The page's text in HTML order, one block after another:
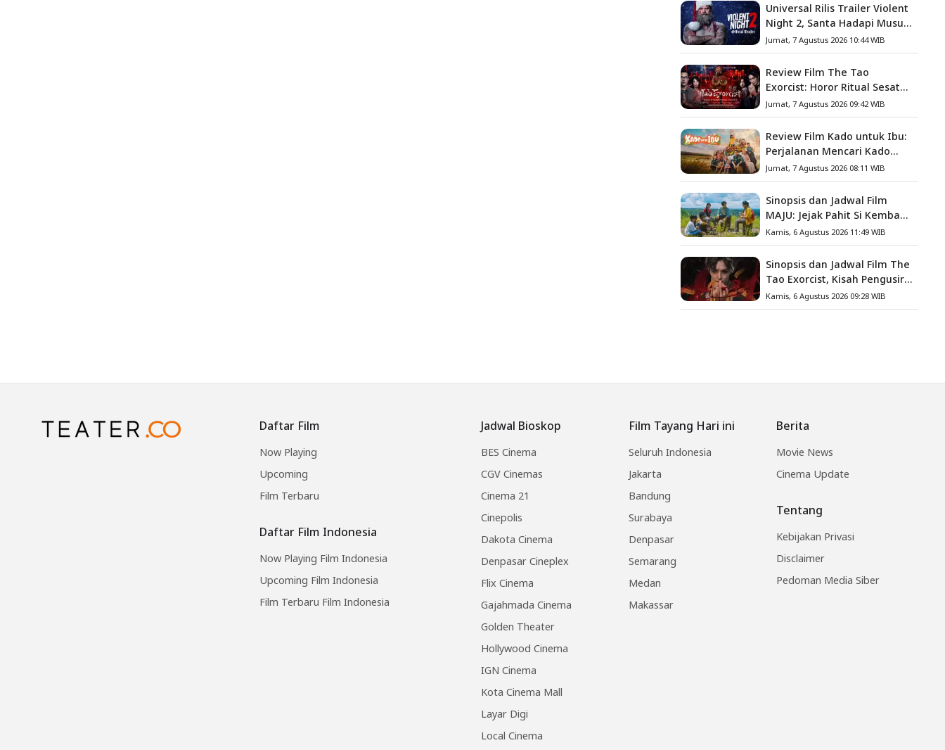
Universal Rilis Trailer Violent
Night 2, Santa Hadapi Musuh
Baru
Jumat, 7 Agustus 2026 10:44 WIB
Review Film The Tao
Exorcist: Horor Ritual Sesat
Taiwan yang Penuh Misteri
dan Teror Psikologis
Jumat, 7 Agustus 2026 09:42 WIB
Review Film Kado untuk Ibu:
Perjalanan Mencari Kado
yang Mengajarkan Arti
Keluarga
Jumat, 7 Agustus 2026 08:11 WIB
Sinopsis dan Jadwal Film
MAJU: Jejak Pahit Si Kembang
Gula, Misteri Hilangnya
Bagas di Lokasi Jambore
Kamis, 6 Agustus 2026 11:49 WIB
Sinopsis dan Jadwal Film The
Tao Exorcist, Kisah Pengusir
Setan Melawan Kutukan
Mematikan
Kamis, 6 Agustus 2026 09:28 WIB
Daftar Film
Now Playing
Upcoming
Film Terbaru
Daftar Film Indonesia
Now Playing Film Indonesia
Upcoming Film Indonesia
Film Terbaru Film Indonesia
Jadwal Bioskop
BES Cinema
CGV Cinemas
Cinema 21
Cinepolis
Dakota Cinema
Denpasar Cineplex
Flix Cinema
Gajahmada Cinema
Golden Theater
Hollywood Cinema
IGN Cinema
Kota Cinema Mall
Layar Digi
Local Cinema
Film Tayang Hari ini
Seluruh Indonesia
Jakarta
Bandung
Surabaya
Denpasar
Semarang
Medan
Makassar
Berita
Movie News
Cinema Update
Tentang
Kebijakan Privasi
Disclaimer
Pedoman Media Siber